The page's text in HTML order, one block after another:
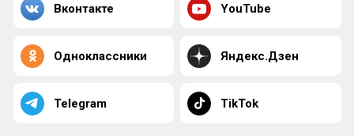
Вконтакте YouTube
Одноклассники Яндекс.Дзен
Telegram TikTok